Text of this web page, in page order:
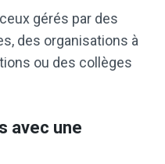
gérés par des
des organisations à
ou des collèges
avec une